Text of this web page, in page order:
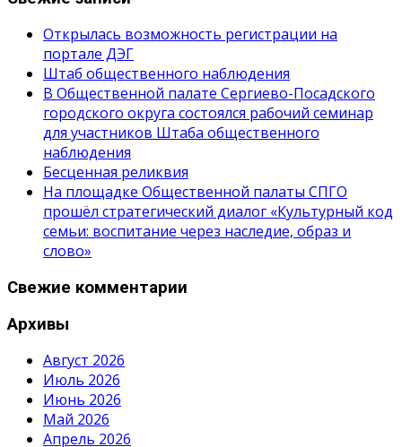
Открылась возможность регистрации на
портале ДЭГ
Штаб общественного наблюдения
В Общественной палате Сергиево-Посадского
городского округа состоялся рабочий семинар
для участников Штаба общественного
наблюдения
Бесценная реликвия
На площадке Общественной палаты СПГО
прошёл стратегический диалог «Культурный код
семьи: воспитание через наследие, образ и
слово»
Свежие комментарии
Архивы
Август 2026
Июль 2026
Июнь 2026
Май 2026
Апрель 2026